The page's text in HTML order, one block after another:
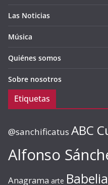
Las Noticias
Música
Quiénes somos
Sobre nosotros
Etiquetas
@sanchificatus ABC
Alfonso
Anagrama arte Babelia